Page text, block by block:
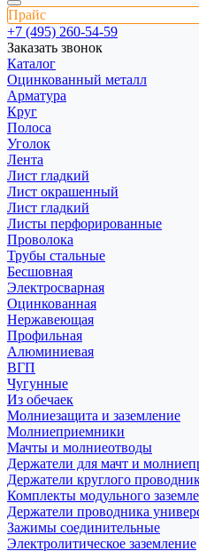
Прайс
+7 (495) 260-54-59
Заказать звонок
Каталог
Оцинкованный металл
Арматура
Круг
Полоса
Уголок
Лента
Лист гладкий
Лист окрашенный
Лист гладкий
Листы перфорированные
Проволока
Трубы стальные
Бесшовная
Электросварная
Оцинкованная
Нержавеющая
Профильная
Алюминиевая
ВГП
Чугунные
Из обечаек
Молниезащита и заземление
Молниеприемники
Мачты и молниеотводы
Держатели для мачт и
Держатели круглого
Комплекты модульного
Держатели проводника
Зажимы соединительные
Электролитическое заземление